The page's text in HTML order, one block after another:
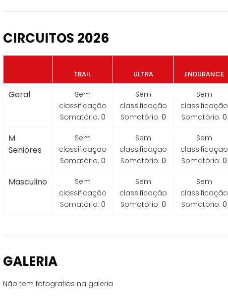
CIRCUITOS 2026
TRAIL ULTRA ENDURANCE
Geral
Sem
classificação
Somatório: 0
Sem
classificação
Somatório: 0
Sem
classificação
Somatório: 0
M
Seniores
Sem
classificação
Somatório: 0
Sem
classificação
Somatório: 0
Sem
classificação
Somatório: 0
Masculino
Sem
classificação
Somatório: 0
Sem
classificação
Somatório: 0
Sem
classificação
Somatório: 0
GALERIA
Não tem fotografias na galeria